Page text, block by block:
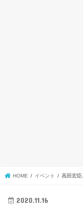
HOME イベント 高田宏
2020.11.16